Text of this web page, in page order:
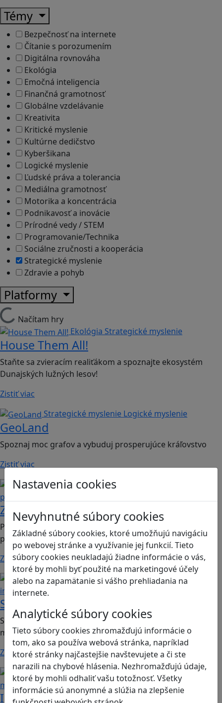
Nastavenia cookies
Nevyhnutné súbory cookies
Základné súbory cookies, ktoré umožňujú navigáciu
po webovej stránke a využívanie jej funkcií. Tieto
súbory cookies neukladajú žiadne informácie o vás,
ktoré by mohli byť použité na marketingové účely
alebo na zapamätanie si vášho prehliadania na
internete.
Analytické súbory cookies
Tieto súbory cookies zhromažďujú informácie o
tom, ako sa používa webová stránka, napríklad
ktoré stránky najčastejšie navštevujete a či ste
narazili na chybové hlásenia. Nezhromažďujú údaje,
ktoré by mohli odhaliť vašu totožnosť. Všetky
informácie sú anonymné a slúžia na zlepšenie
Témy
Bezpečnosť na internete
Čítanie s porozumením
Digitálna rovnováha
Ekológia
Emočná inteligencia
Finančná gramotnosť
Globálne vzdelávanie
Kreativita
Kritické myslenie
Kultúrne dedičstvo
Kyberšikana
Logické myslenie
Ľudské práva a tolerancia
Mediálna gramotnosť
Motorika a koncentrácia
Podnikavosť a inovácie
Prírodné vedy / STEM
Programovanie/Technika
Sociálne zručnosti a kooperácia
Strategické myslenie
Zdravie a pohyb
Platformy
Načítam hry
Ekológia Strategické myslenie
House Them All!
Staňte sa zvieracím realiťákom a spoznajte ekosystém
Dunajských lužných lesov!
Zistiť viac
Strategické myslenie Logické myslenie
GeoLand
Spoznaj moc grafov a vybuduj prosperujúce kráľovstvo
Zistiť viac
Globálne vzdelávanie
práva a tolerancia
Začnite s vysťahovaním!
Print & play hra vhodná pre 9. ročník ZŠ a 4. ročník SŠ;
predmet: dejepis, občianska náuka.
Zistiť viac
Strategické mysleniePodnikavosť a
inovácie
Súboj vynálezcov
Spoločenská hra pre rozvíjanie strategického a podnikavé
myslenia; 2. stupeň ZŠ a SŠ.
Zistiť viac
Programovanie/TechnikaLogické
myslenie
Informatika s Emilom